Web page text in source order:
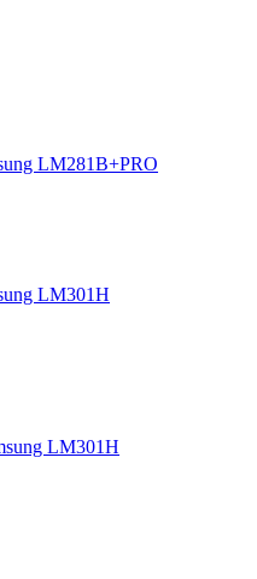
LM281B+PRO
LM301H
LM301H